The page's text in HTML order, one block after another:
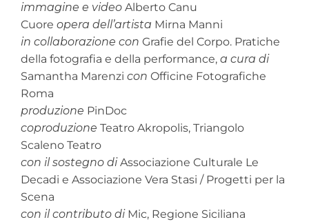
immagine e video Alberto Canu
Cuore opera dell’artista Mirna Manni
in collaborazione con Grafie del Corpo. Pratiche
della fotografia e della performance, a cura di
Samantha Marenzi con Officine Fotografiche
Roma
produzione PinDoc
coproduzione Teatro Akropolis, Triangolo
Scaleno Teatro
con il sostegno diAssociazione Culturale Le
Decadi e Associazione Vera Stasi / Progetti per la
Scena
con il contributo diMic, Regione Siciliana